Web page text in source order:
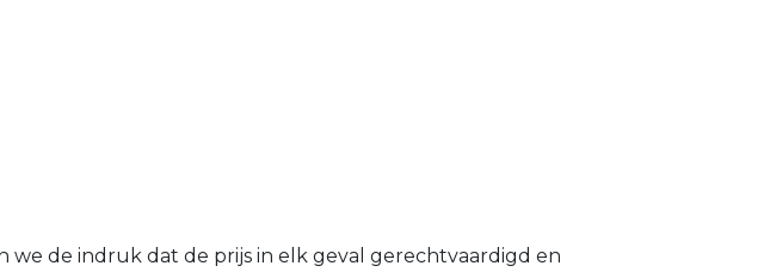
de indruk dat de prijs in elk geval gerechtvaardigd en